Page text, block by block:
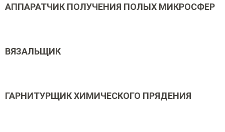
АППАРАТЧИК ПОЛУЧЕНИЯ ПОЛЫХ МИКРОСФЕР
ВЯЗАЛЬЩИК
ГАРНИТУРЩИК ХИМИЧЕСКОГО ПРЯДЕНИЯ